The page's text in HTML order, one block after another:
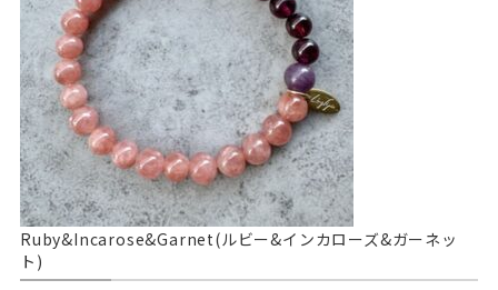
Ruby&Incarose&Garnet(ルビー&インカローズ&ガーネッ
ト)